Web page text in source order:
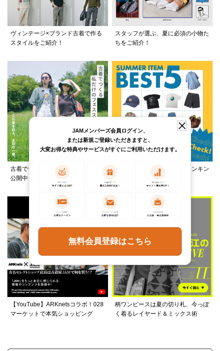
ヴィンテージ×ブランド古着で作る
スタイルをご紹介！
スタッフが選ぶ、夏に必須の小物た
ちをご紹介！
古着でつくる、夏フェススタイルを
公開中！
この夏何着る？カテゴリ別ランキン
【YouTube】ARKnetsコラボ！028
マーケットで本気ショッピング
柄ワンピースは夏の切り札、今っぽ
く着るレイヤード＆ミックス術
JAMメンバーズ会員ログイン、
または新規ご登録いただきますと、
大変お得な特典やサービスがすぐにご利用いただけます。
無料会員登録はこちら